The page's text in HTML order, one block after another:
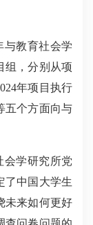
教育社会学
组，分别从项
年项目执行
五个方面向与
学研究所党
了中国大学生
未来如何更好